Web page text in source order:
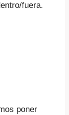
fuera.
poner